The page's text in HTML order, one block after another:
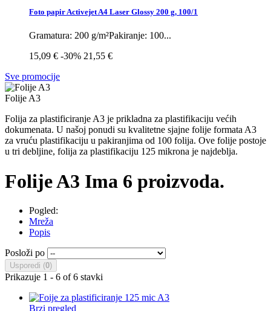
Foto papir Activejet A4 Laser Glossy 200 g, 100/1
Gramatura: 200 g/m²Pakiranje: 100...
15,09 € -30% 21,55 €
Sve promocije
Folije A3
Folija za plastificiranje A3 je prikladna za plastifikaciju većih
dokumenata. U našoj ponudi su kvalitetne sjajne folije formata A3
za vruću plastifikaciju u pakiranjima od 100 folija. Ove folije postoje
u tri debljine, folija za plastifikaciju 125 mikrona je najdeblja.
Folije A3 Ima 6 proizvoda.
Pogled:
Mreža
Popis
Posloži po
Usporedi (0)
Prikazuje 1 - 6 of 6 stavki
Brzi pregled